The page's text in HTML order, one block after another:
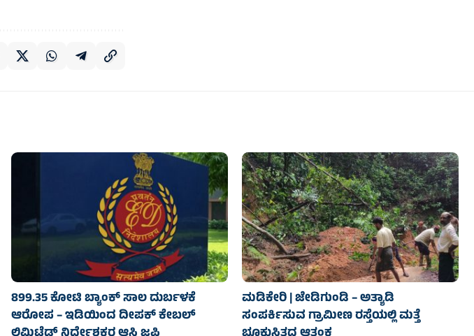
899.35 ಕೋಟಿ ಬ್ಯಾಂಕ್‌ ಸಾಲ ದುರ್ಬಳಕೆ
ಆರೋಪ – ಇಡಿಯಿಂದ ದೀಪಕ್ ಕೇಬಲ್
ಮಡಿಕೇರಿ | ಜೇಡಿಗುಂಡಿ – ಅತ್ಯಾಡಿ
ಸಂಪರ್ಕಿಸುವ ಗ್ರಾಮೀಣ ರಸ್ತೆಯಲ್ಲಿ ಮತ್ತೆ